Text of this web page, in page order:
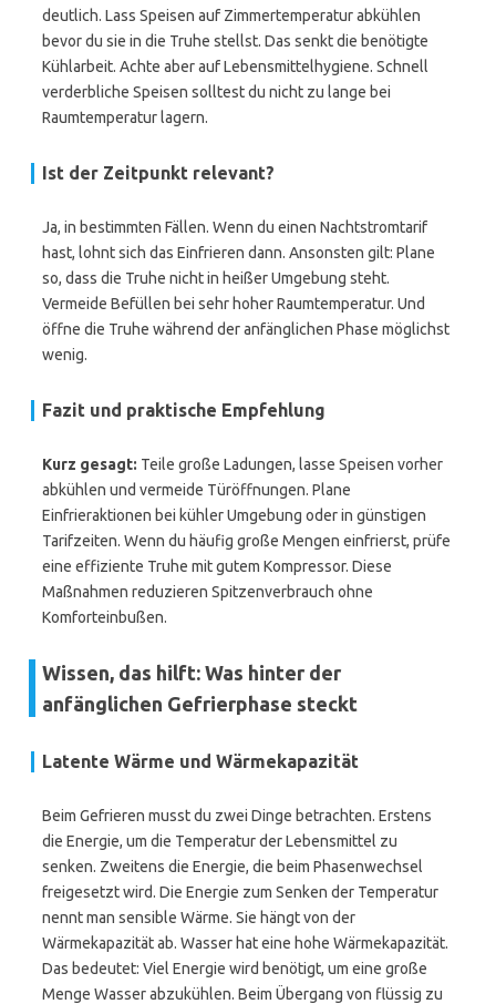
deutlich. Lass Speisen auf Zimmertemperatur abkühlen
bevor du sie in die Truhe stellst. Das senkt die benötigte
Kühlarbeit. Achte aber auf Lebensmittelhygiene. Schnell
verderbliche Speisen solltest du nicht zu lange bei
Raumtemperatur lagern.
Ist der Zeitpunkt relevant?
Ja, in bestimmten Fällen. Wenn du einen Nachtstromtarif
hast, lohnt sich das Einfrieren dann. Ansonsten gilt: Plane
so, dass die Truhe nicht in heißer Umgebung steht.
Vermeide Befüllen bei sehr hoher Raumtemperatur. Und
öffne die Truhe während der anfänglichen Phase möglichst
wenig.
Fazit und praktische Empfehlung
Kurz gesagt: Teile große Ladungen, lasse Speisen vorher
abkühlen und vermeide Türöffnungen. Plane
Einfrieraktionen bei kühler Umgebung oder in günstigen
Tarifzeiten. Wenn du häufig große Mengen einfrierst, prüfe
eine effiziente Truhe mit gutem Kompressor. Diese
Maßnahmen reduzieren Spitzenverbrauch ohne
Komforteinbußen.
Wissen, das hilft: Was hinter der
anfänglichen Gefrierphase steckt
Latente Wärme und Wärmekapazität
Beim Gefrieren musst du zwei Dinge betrachten. Erstens
die Energie, um die Temperatur der Lebensmittel zu
senken. Zweitens die Energie, die beim Phasenwechsel
freigesetzt wird. Die Energie zum Senken der Temperatur
nennt man sensible Wärme. Sie hängt von der
Wärmekapazität ab. Wasser hat eine hohe Wärmekapazität.
Das bedeutet: Viel Energie wird benötigt, um eine große
Menge Wasser abzukühlen. Beim Übergang von flüssig zu